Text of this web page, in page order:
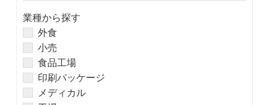
業種から探す
外食
小売
食品工場
印刷パッケージ
メディカル